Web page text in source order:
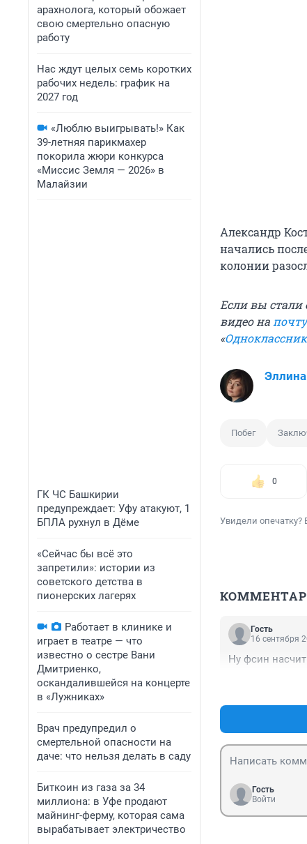
арахнолога, который обожает
свою смертельно опасную
работу
Нас ждут целых семь коротких
рабочих недель: график на
2027 год
«Люблю выигрывать!» Как
39-летняя парикмахер
покорила жюри конкурса
«Миссис Земля — 2026» в
Малайзии
ГК ЧС Башкирии
предупреждает: Уфу атакуют, 1
БПЛА рухнул в Дёме
«Сейчас бы всё это
запретили»: истории из
советского детства в
пионерских лагерях
Работает в клинике и
играет в театре — что
известно о сестре Вани
Дмитриенко,
оскандалившейся на концерте
в «Лужниках»
Врач предупредил о
смертельной опасности на
даче: что нельзя делать в саду
Биткоин из газа за 34
миллиона: в Уфе продают
майнинг-ферму, которая сама
вырабатывает электричество
Александр
начались
колонии
Если вы
видео на
«
Побег
0
Увидели опечатку?
Гость
16 сентября
Ну фсин
Гость
Войти